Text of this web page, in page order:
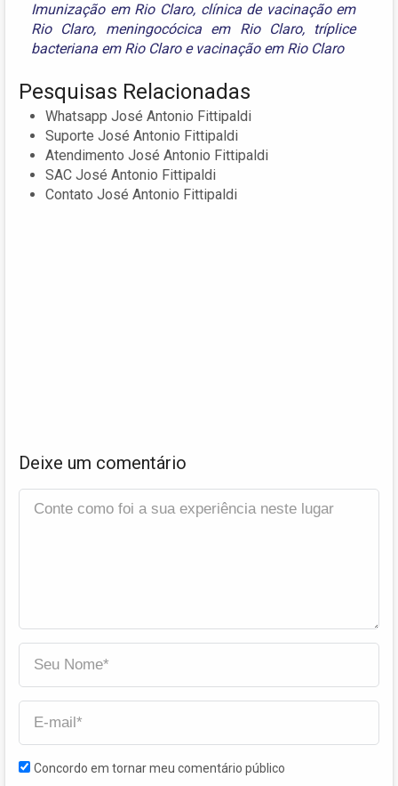
Imunização em Rio Claro, clínica de vacinação em
Rio Claro, meningocócica em Rio Claro, tríplice
bacteriana em Rio Claroe vacinação em Rio Claro
Pesquisas Relacionadas
Whatsapp José Antonio Fittipaldi
Suporte José Antonio Fittipaldi
Atendimento José Antonio Fittipaldi
SAC José Antonio Fittipaldi
Contato José Antonio Fittipaldi
Deixe um comentário
Concordo em tornar meu comentário público